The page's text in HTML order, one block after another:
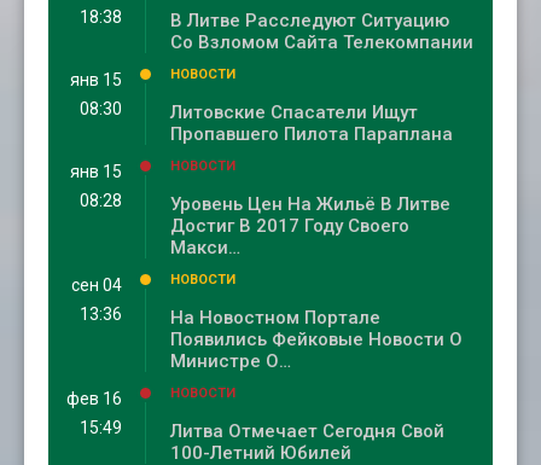
18:38
В Литве Расследуют Ситуацию
Со Взломом Сайта Телекомпании
янв 15
08:30
НОВОСТИ
Литовские Спасатели Ищут
Пропавшего Пилота Параплана
янв 15
08:28
НОВОСТИ
Уровень Цен На Жильё В Литве
Достиг В 2017 Году Своего
Макси…
сен 04
13:36
НОВОСТИ
На Новостном Портале
Появились Фейковые Новости О
Министре О…
фев 16
15:49
НОВОСТИ
Литва Отмечает Сегодня Свой
100-Летний Юбилей